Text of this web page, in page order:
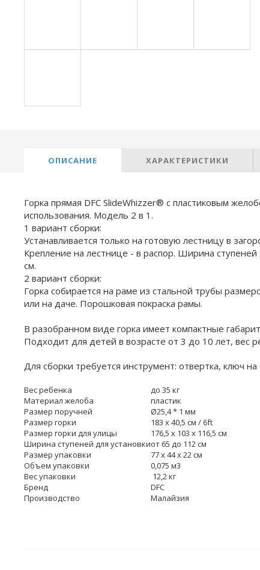
ОПИСАНИЕ ХАРАКТЕРИСТИКИ
Горка прямая DFC SlideWhizzer® с пластиковым
использования. Модель 2 в 1.
1 вариант сборки:
Устанавливается только на готовую лестницу в
Крепление на лестнице - в распор. Ширина
см.
2 вариант сборки:
Горка собирается на раме из стальной трубы
или на даче. Порошковая покраска рамы.
В разобранном виде горка имеет компактные
Подходит для детей в возрасте от 3 до 10 лет, вес
Для сборки требуется инструмент: отвертка, ключ
Вес ребенка
до 35 кг
Материал желоба
пластик
Размер поручней
Ø25,4 * 1 мм
Размер горки
183 х 40,5 см / 6ft
Размер горки для улицы
176,5 х 103 х 116,5 см
Ширина ступеней для установкиот 65 до 112 см
Размер упаковки
77 х 44 х 22 см
Объем упаковки
0,075 м3
Вес упаковки
12,2 кг
Бренд
DFC
Производство
Малайзия